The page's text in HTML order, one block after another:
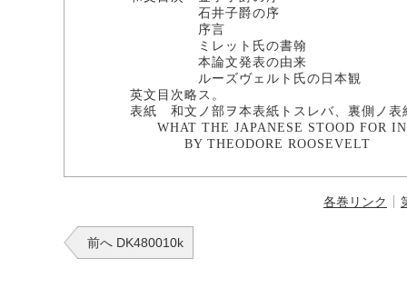
石井子爵の序
序言
ミレット氏の書翰
本論文発表の由来
ルーズヴェルト氏の日本観
英文目次略ス。
表紙 和文ノ部ヲ本表紙トスレバ、裏側ノ表紙
WHAT THE JAPANESE STOOD FOR IN
BY THEODORE ROOSEVELT
各巻リンク
前へ DK480010k